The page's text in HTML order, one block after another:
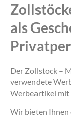
als
Der Zollstock –
verwendete
Werbeartikel mit
Wir bieten Ihnen